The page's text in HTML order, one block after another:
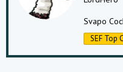
e
n
e
Svapo
SEF Top